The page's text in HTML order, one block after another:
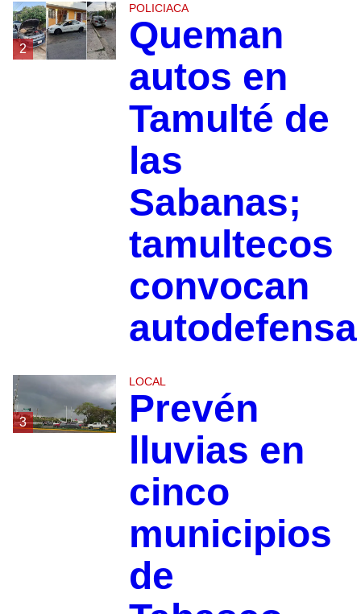
2
POLICIACA
Queman
autos en
Tamulté de
las
Sabanas;
tamultecos
convocan
autodefensa
3
LOCAL
Prevén
lluvias en
cinco
municipios
de